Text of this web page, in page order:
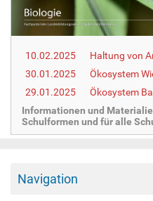
e
r
e
10.02.2025
Haltung von
30.01.2025
Ökosystem
29.01.2025
Ökosystem
Informationen und
Schulformen und für alle
Navigation